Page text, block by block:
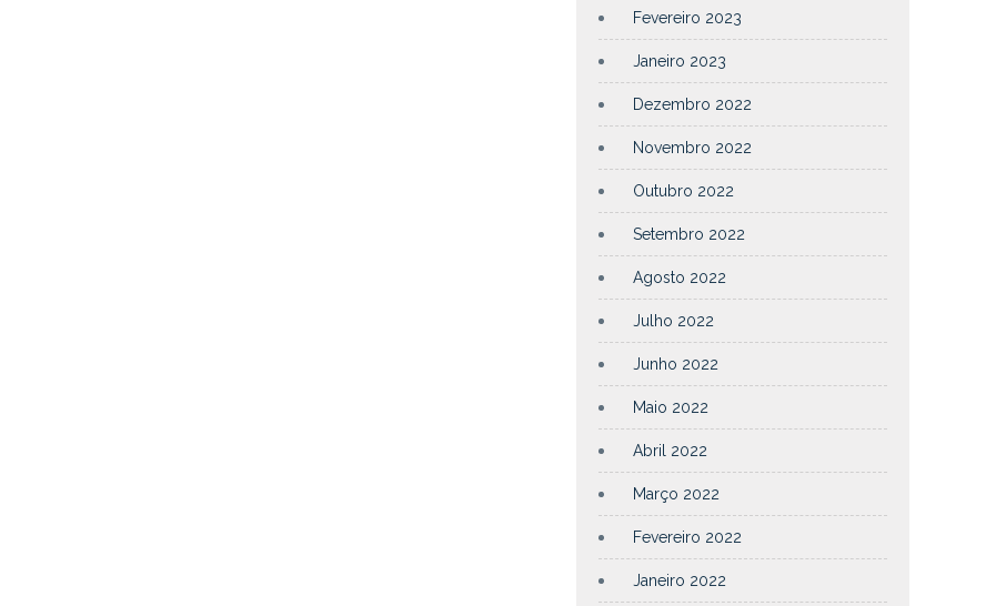
Fevereiro 2023
Janeiro 2023
Dezembro 2022
Novembro 2022
Outubro 2022
Setembro 2022
Agosto 2022
Julho 2022
Junho 2022
Maio 2022
Abril 2022
Março 2022
Fevereiro 2022
Janeiro 2022